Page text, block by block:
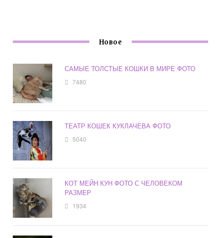
Новое
САМЫЕ ТОЛСТЫЕ КОШКИ В МИРЕ ФОТО
7480
ТЕАТР КОШЕК КУКЛАЧЕВА ФОТО
5040
КОТ МЕЙН КУН ФОТО С ЧЕЛОВЕКОМ
РАЗМЕР
1934